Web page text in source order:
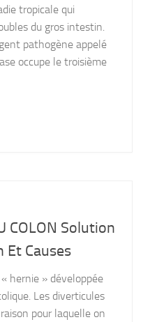
tropicale qui
du gros intestin.
pathogène appelé
occupe le troisième
COLON Solution
Causes
hernie » développée
Les diverticules
pour laquelle on